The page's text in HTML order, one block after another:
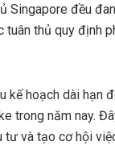
Singapore đều
thủ quy định
hoạch dài hạn
trong năm nay.
và tạo cơ hội